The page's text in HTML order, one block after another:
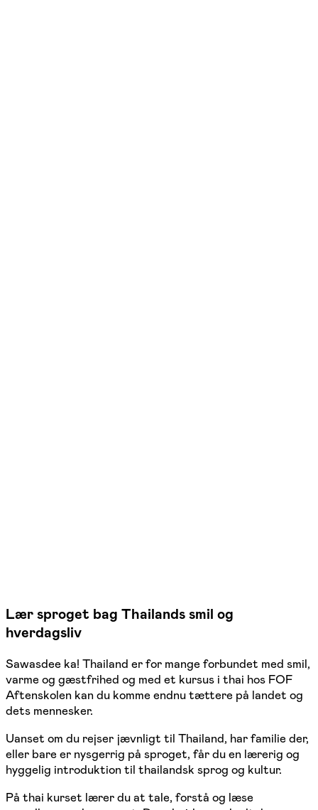
Lær sproget bag Thailands smil og
hverdagsliv
Sawasdee ka! Thailand er for mange forbundet med smil,
varme og gæstfrihed og med et kursus i thai hos FOF
Aftenskolen kan du komme endnu tættere på landet og
dets mennesker.
Uanset om du rejser jævnligt til Thailand, har familie der,
eller bare er nysgerrig på sproget, får du en lærerig og
hyggelig introduktion til thailandsk sprog og kultur.
På thai kurset lærer du at tale, forstå og læse